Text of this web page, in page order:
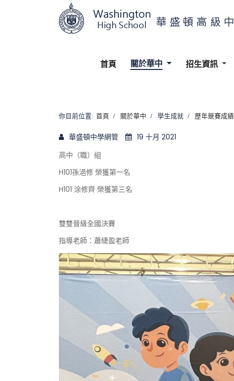
首頁 關於華中 招生資訊
你目前位置: 首頁 關於華中 學生成就 歷年競賽成績
華盛頓中學網管
19 十月 2021
高中（職）組
H101孫浥修 榮獲第一名
H101 涂修齊 榮獲第三名
雙雙晉級全國決賽
指導老師：蕭緁盈老師